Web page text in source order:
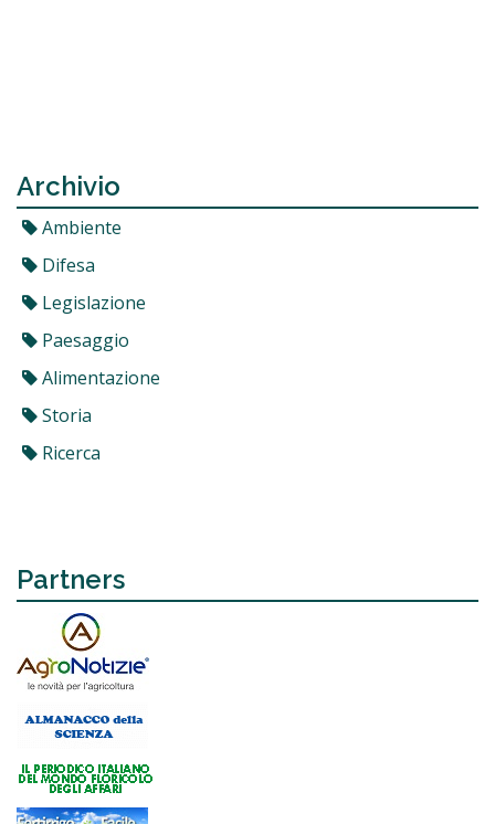
Archivio
Ambiente
Difesa
Legislazione
Paesaggio
Alimentazione
Storia
Ricerca
Partners